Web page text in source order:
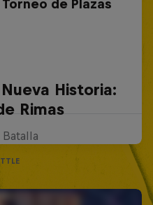
de Plazas
Historia:
Rimas